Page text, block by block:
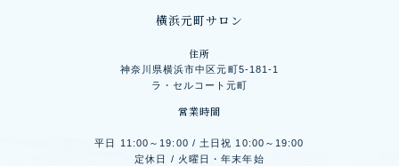
横浜元町サロン
住所
神奈川県横浜市中区元町5-181-1
ラ・セルコート元町
営業時間
平日 11:00～19:00 / 土日祝 10:00～19:00
定休日 / 火曜日・年末年始